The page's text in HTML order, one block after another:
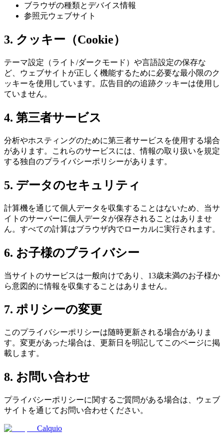
ブラウザの種類とデバイス情報
参照元ウェブサイト
3. クッキー（Cookie）
テーマ設定（ライト/ダークモード）や言語設定の保存な
ど、ウェブサイトが正しく機能するために必要な最小限のク
ッキーを使用しています。広告目的の追跡クッキーは使用し
ていません。
4. 第三者サービス
分析やホスティングのために第三者サービスを使用する場合
があります。これらのサービスには、情報の取り扱いを規定
する独自のプライバシーポリシーがあります。
5. データのセキュリティ
計算機を通じて個人データを収集することはないため、当サ
イトのサーバーに個人データが保存されることはありませ
ん。すべての計算はブラウザ内でローカルに実行されます。
6. お子様のプライバシー
当サイトのサービスは一般向けであり、13歳未満のお子様か
ら意図的に情報を収集することはありません。
7. ポリシーの変更
このプライバシーポリシーは随時更新される場合がありま
す。変更があった場合は、更新日を明記してこのページに掲
載します。
8. お問い合わせ
プライバシーポリシーに関するご質問がある場合は、ウェブ
サイトを通じてお問い合わせください。
Calquio